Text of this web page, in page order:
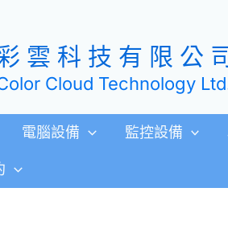
雲 科 技 有 限 公
Cloud Technology
電腦設備 監控設備